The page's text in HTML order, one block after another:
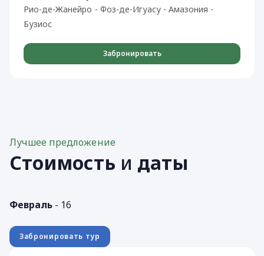
Рио-де-Жанейро - Фоз-де-Игуасу - Амазония -
Бузиос
Забронировать
Лучшее предложение
Стоимость и даты
Февраль - 16
Забронировать тур